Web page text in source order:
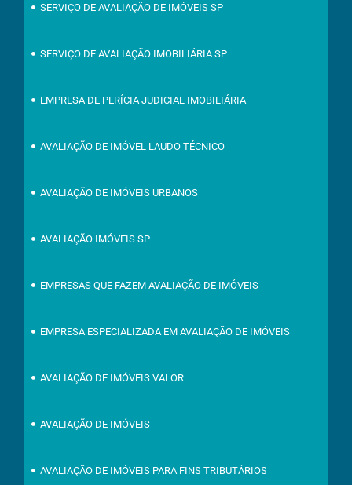
SERVIÇO DE AVALIAÇÃO DE IMÓVEIS SP
SERVIÇO DE AVALIAÇÃO IMOBILIÁRIA SP
EMPRESA DE PERÍCIA JUDICIAL IMOBILIÁRIA
AVALIAÇÃO DE IMÓVEL LAUDO TÉCNICO
AVALIAÇÃO DE IMÓVEIS URBANOS
AVALIAÇÃO IMÓVEIS SP
EMPRESAS QUE FAZEM AVALIAÇÃO DE IMÓVEIS
EMPRESA ESPECIALIZADA EM AVALIAÇÃO DE IMÓVEIS
AVALIAÇÃO DE IMÓVEIS VALOR
AVALIAÇÃO DE IMÓVEIS
AVALIAÇÃO DE IMÓVEIS PARA FINS TRIBUTÁRIOS